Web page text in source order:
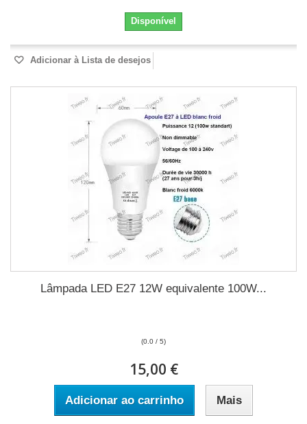
Disponível
Adicionar à Lista de desejos
Lâmpada LED E27 12W equivalente 100W...
(0.0 / 5)
15,00 €
Adicionar ao carrinho Mais